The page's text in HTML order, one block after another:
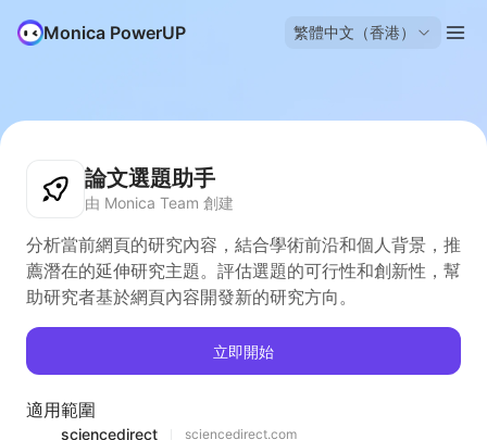
Monica PowerUP 繁體中文（香港）
論文選題助手
由 Monica Team 創建
分析當前網頁的研究內容，結合學術前沿和個人背景，推
薦潛在的延伸研究主題。評估選題的可行性和創新性，幫
助研究者基於網頁內容開發新的研究方向。
立即開始
適用範圍
sciencedirect
sciencedirect.com